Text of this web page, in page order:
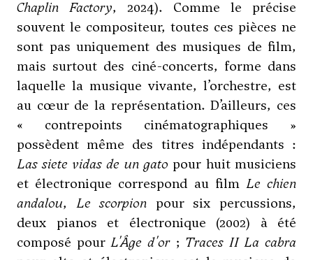
Chaplin Factory, 2024). Comme le précise
souvent le compositeur, toutes ces pièces ne
sont pas uniquement des musiques de film,
mais surtout des ciné-concerts, forme dans
laquelle la musique vivante, l’orchestre, est
au cœur de la représentation. D’ailleurs, ces
« contrepoints cinématographiques »
possèdent même des titres indépendants :
Las siete vidas de un gato pour huit musiciens
et électronique correspond au film Le chien
andalou, Le scorpion pour six percussions,
deux pianos et électronique (2002) à été
composé pourL'Âge d'or; Traces II La cabra